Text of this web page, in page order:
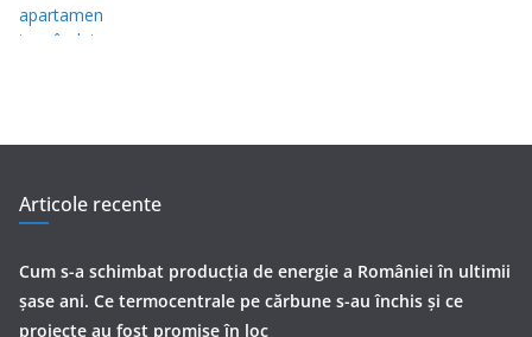
Articole recente
Cum s-a schimbat producția de energie a României în ultimii
șase ani. Ce termocentrale pe cărbune s-au închis și ce
proiecte au fost promise în loc